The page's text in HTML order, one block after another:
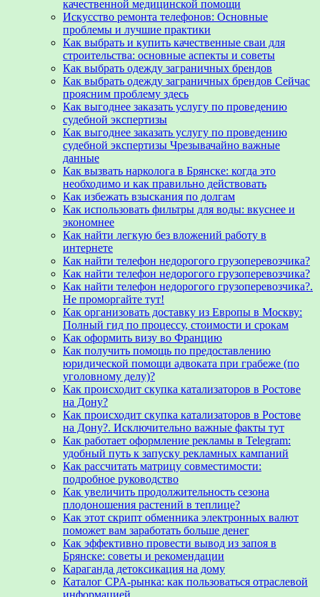
качественной медицинской помощи
Искусство ремонта телефонов: Основные
проблемы и лучшие практики
Как выбрать и купить качественные сваи для
строительства: основные аспекты и советы
Как выбрать одежду заграничных брендов
Как выбрать одежду заграничных брендов Сейчас
проясним проблему здесь
Как выгоднее заказать услугу по проведению
судебной экспертизы
Как выгоднее заказать услугу по проведению
судебной экспертизы Чрезывачайно важные
данные
Как вызвать нарколога в Брянске: когда это
необходимо и как правильно действовать
Как избежать взыскания по долгам
Как использовать фильтры для воды: вкуснее и
экономнее
Как найти легкую без вложений работу в
интернете
Как найти телефон недорогого грузоперевозчика?
Как найти телефон недорогого грузоперевозчика?
Как найти телефон недорогого грузоперевозчика?.
Не проморгайте тут!
Как организовать доставку из Европы в Москву:
Полный гид по процессу, стоимости и срокам
Как оформить визу во Францию
Как получить помощь по предоставлению
юридической помощи адвоката при грабеже (по
уголовному делу)?
Как происходит скупка катализаторов в Ростове
на Дону?
Как происходит скупка катализаторов в Ростове
на Дону?. Исключительно важные факты тут
Как работает оформление рекламы в Telegram:
удобный путь к запуску рекламных кампаний
Как рассчитать матрицу совместимости:
подробное руководство
Как увеличить продолжительность сезона
плодоношения растений в теплице?
Как этот скрипт обменника электронных валют
поможет вам заработать больше денег
Как эффективно провести вывод из запоя в
Брянске: советы и рекомендации
Караганда детоксикация на дому
Каталог CPA-рынка: как пользоваться отраслевой
информацией